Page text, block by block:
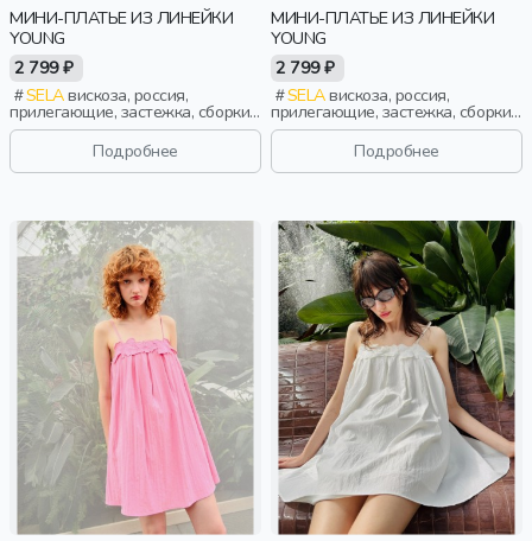
МИНИ-ПЛАТЬЕ ИЗ ЛИНЕЙКИ
YOUNG
2 799 ₽
SELAвискоза, россия,
прилегающие, застежка, сборки,
клеш, девочки, старшеклассники,
Подробнее
МИНИ-ПЛАТЬЕ ИЗ ЛИНЕЙКИ
YOUNG
2 799 ₽
SELAвискоза, россия,
прилегающие, застежка, сборки,
клеш, девочки, старшеклассники,
Подробнее